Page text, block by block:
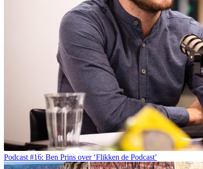
Podcast #16: Ben Prins over ‘Flikken de Podcast’